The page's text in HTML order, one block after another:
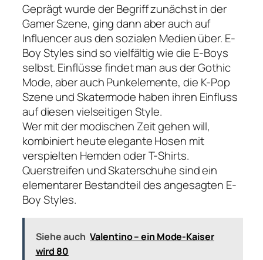
Geprägt wurde der Begriff zunächst in der
Gamer Szene, ging dann aber auch auf
Influencer aus den sozialen Medien über. E-
Boy Styles sind so vielfältig wie die E-Boys
selbst. Einflüsse findet man aus der Gothic
Mode, aber auch Punkelemente, die K-Pop
Szene und Skatermode haben ihren Einfluss
auf diesen vielseitigen Style.
Wer mit der modischen Zeit gehen will,
kombiniert heute elegante Hosen mit
verspielten Hemden oder T-Shirts.
Querstreifen und Skaterschuhe sind ein
elementarer Bestandteil des angesagten E-
Boy Styles.
Siehe auch Valentino – ein Mode-Kaiser
wird 80